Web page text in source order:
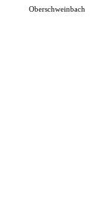
Oberschweinbach